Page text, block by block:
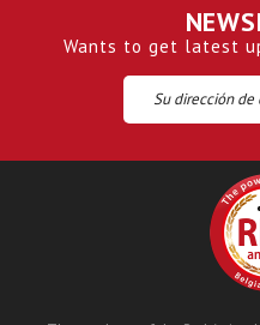
Wants to get latest